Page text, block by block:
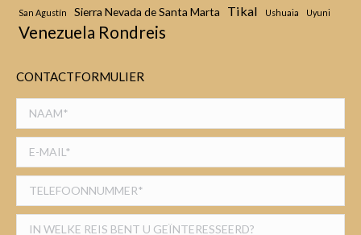
San Agustín
Sierra Nevada de Santa Marta Tikal Ushuaia Uyuni
Venezuela Rondreis
CONTACTFORMULIER